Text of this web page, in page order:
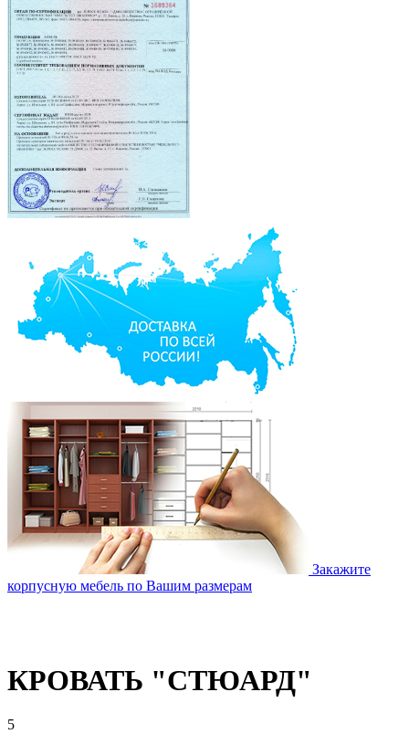
Закажите
корпусную мебель по Вашим размерам
КРОВАТЬ "СТЮАРД"
5